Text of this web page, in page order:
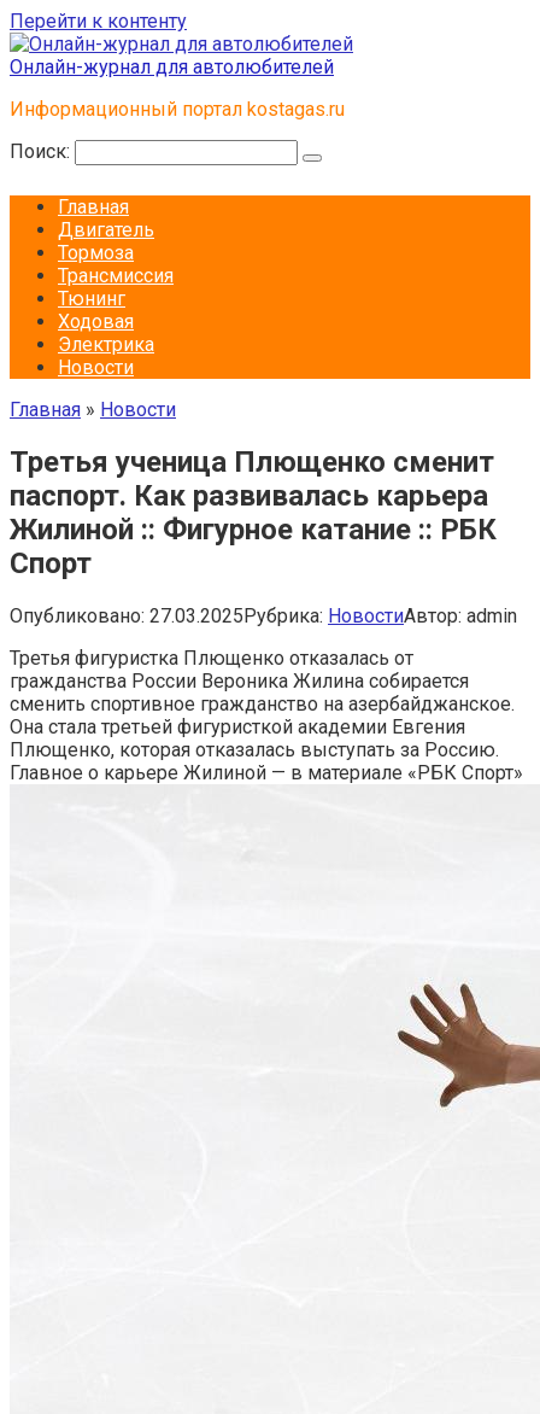
Перейти к контенту
Онлайн-журнал для автолюбителей
Информационный портал kostagas.ru
Поиск:
Главная
Двигатель
Тормоза
Трансмиссия
Тюнинг
Ходовая
Электрика
Новости
Главная » Новости
Третья ученица Плющенко сменит
паспорт. Как развивалась карьера
Жилиной :: Фигурное катание :: РБК
Спорт
Опубликовано: 27.03.2025Рубрика: НовостиАвтор: admin
Третья фигуристка Плющенко отказалась от
гражданства России Вероника Жилина собирается
сменить спортивное гражданство на азербайджанское.
Она стала третьей фигуристкой академии Евгения
Плющенко, которая отказалась выступать за Россию.
Главное о карьере Жилиной — в материале «РБК Спорт»